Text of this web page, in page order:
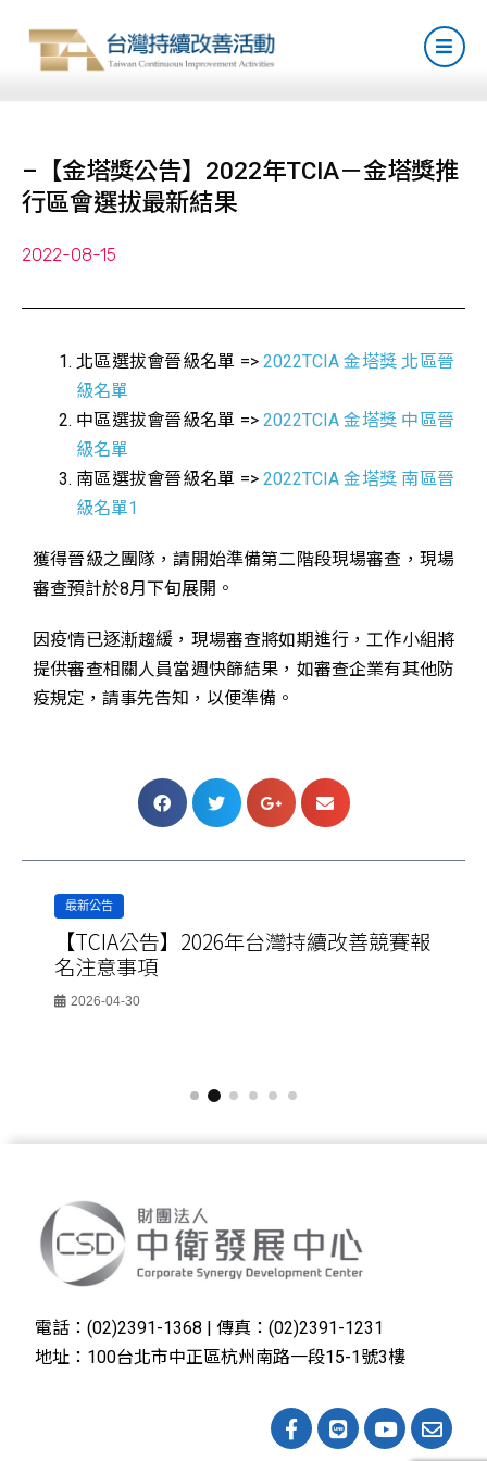
–【金塔獎公告】2022年TCIA－金塔獎推
行區會選拔最新結果
2022-08-15
北區選拔會晉級名單 =>2022TCIA 金塔獎 北區晉
級名單
中區選拔會晉級名單 =>2022TCIA 金塔獎 中區晉
級名單
南區選拔會晉級名單 =>2022TCIA 金塔獎 南區晉
級名單1
獲得晉級之團隊，請開始準備第二階段現場審查，現場
審查預計於8月下旬展開。
因疫情已逐漸趨緩，現場審查將如期進行，工作小組將
提供審查相關人員當週快篩結果，如審查企業有其他防
疫規定，請事先告知，以便準備。
最新公告
【TCIA公告】2026年台灣持續改善競賽報
名注意事項
2026-04-30
電話：(02)2391-1368 | 傳真：(02)2391-1231
地址：100台北市中正區杭州南路一段15-1號3樓